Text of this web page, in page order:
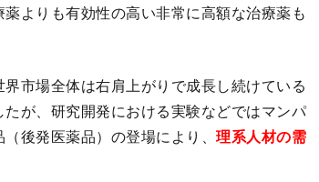
よりも有効性の高い非常に高額な治療薬も
市場全体は右肩上がりで成長し続けている
が、研究開発における実験などではマンパ
後発医薬品）の登場により、理系人材の需